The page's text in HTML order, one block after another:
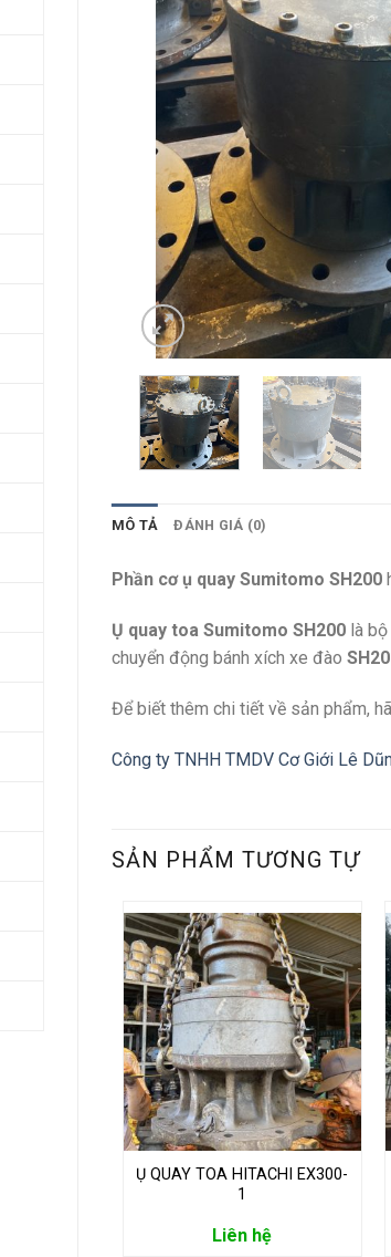
MÔ TẢ ĐÁNH GIÁ (0)
Phần cơ ụ quay Sumitomo SH200
Ụ quay toa Sumitomo SH200 là
chuyển động bánh xích xe đào
Để biết thêm chi tiết về sản phẩm,
Công ty TNHH TMDV Cơ Giới Lê
SẢN PHẨM TƯƠNG TỰ
Ụ QUAY TOA HITACHI EX300-
1
Liên hệ